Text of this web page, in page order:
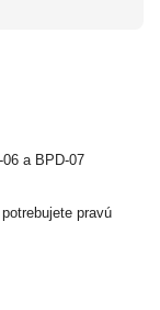
a BPD-07
pravú